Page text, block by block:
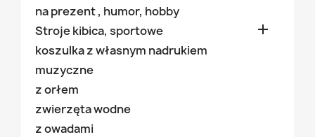
na prezent , humor, hobby
Stroje kibica, sportowe

koszulka z własnym nadrukiem
muzyczne
z orłem
zwierzęta wodne
z owadami